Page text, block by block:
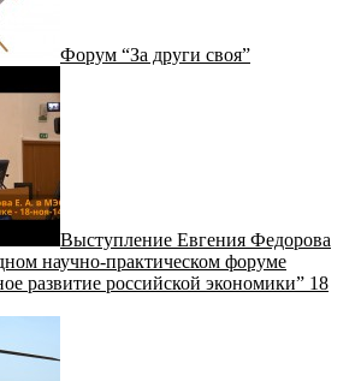
Форум “За други своя”
Выступление Евгения Федорова
научно-практическом форуме
развитие российской экономики” 18